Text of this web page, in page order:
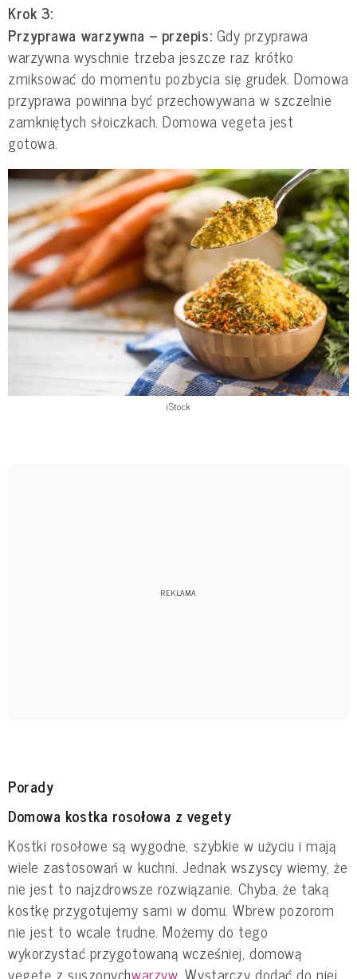
Krok 3:
Przyprawa warzywna – przepis: Gdy przyprawa
warzywna wyschnie trzeba jeszcze raz krótko
zmiksować do momentu pozbycia się grudek. Domowa
przyprawa powinna być przechowywana w szczelnie
zamkniętych słoiczkach. Domowa vegeta jest
gotowa.
iStock
Porady
Domowa kostka rosołowa z vegety
Kostki rosołowe są wygodne, szybkie w użyciu i mają
wiele zastosowań w kuchni. Jednak wszyscy wiemy, że
nie jest to najzdrowsze rozwiązanie. Chyba, że taką
kostkę przygotujemy sami w domu. Wbrew pozorom
nie jest to wcale trudne. Możemy do tego
wykorzystać przygotowaną wcześniej, domową